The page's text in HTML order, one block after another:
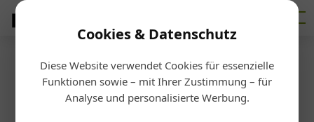
Cookies & Datenschutz
Diese Website verwendet Cookies für essenzielle
Funktionen sowie – mit Ihrer Zustimmung – für
Analyse und personalisierte Werbung.
Startseite/Allgemein
Frischeis expandiert